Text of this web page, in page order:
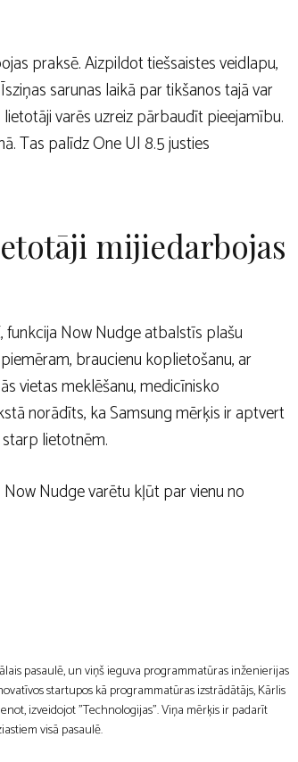
praksē. Aizpildot tiešsaistes veidlapu,
sarunas laikā par tikšanos tajā var
varēs uzreiz pārbaudīt pieejamību.
Tas palīdz One UI 8.5 justies
mijiedarbojas
funkcija Now Nudge atbalstīs plašu
braucienu koplietošanu, ar
vietas meklēšanu, medicīnisko
norādīts, ka Samsung mērķis ir aptvert
lietotnēm.
Nudge varētu kļūt par vienu no
pasaulē, un viņš ieguva programmatūras inženierijas
startupos kā programmatūras izstrādātājs, Kārlis
izveidojot "Technologijas". Viņa mērķis ir padarīt
visā pasaulē.